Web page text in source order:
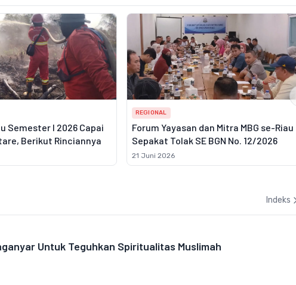
Semester I 2026 Capai
Berikut Rinciannya
REGIONAL
Forum Yayasan dan Mitra MBG se-Riau
Sepakat Tolak SE BGN No. 12/2026
21 Juni 2026
Indeks
Untuk Teguhkan Spiritualitas Muslimah